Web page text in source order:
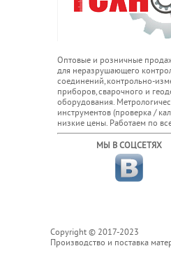
Оптовые и розничные
для неразрушающего
соединений, контрольно-
приборов, сварочного и
оборудования.
инструментов (проверка /
низкие цены. Работаем по
МЫ В СОЦСЕТЯХ
Copyright © 2017-2023
Производство и поставка